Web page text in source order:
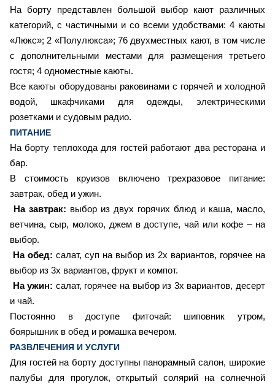
На борту представлен большой выбор кают различных
категорий, с частичными и со всеми удобствами: 4 каюты
«Люкс»; 2 «Полулюкса»; 76 двухместных кают, в том числе
с дополнительными местами для размещения третьего
гостя; 4 одноместные каюты.
Все каюты оборудованы раковинами с горячей и холодной
водой, шкафчиками для одежды, электрическими
розетками и судовым радио.
ПИТАНИЕ
На борту теплохода для гостей работают два ресторана и
бар.
В стоимость круизов включено трехразовое питание:
завтрак, обед и ужин.
На завтрак: выбор из двух горячих блюд и каша, масло,
ветчина, сыр, молоко, джем в доступе, чай или кофе – на
выбор.
На обед: салат, суп на выбор из 2х вариантов, горячее на
выбор из 3х вариантов, фрукт и компот.
На ужин: салат, горячее на выбор из 3х вариантов, десерт
и чай.
Постоянно в доступе фиточай: шиповник утром,
боярышник в обед и ромашка вечером.
РАЗВЛЕЧЕНИЯ И УСЛУГИ
Для гостей на борту доступны панорамный салон, широкие
палубы для прогулок, открытый солярий на солнечной